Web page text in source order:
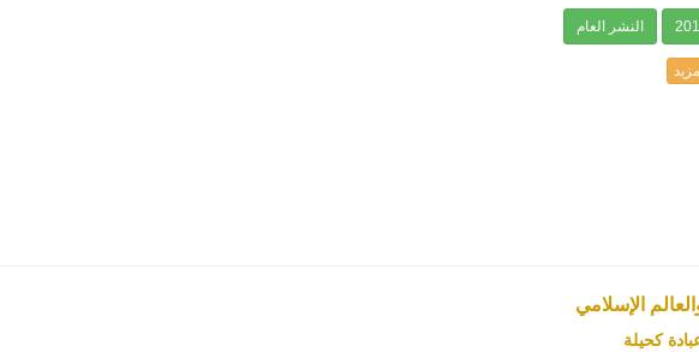
النشر العام
الإسلامي
كحيلة